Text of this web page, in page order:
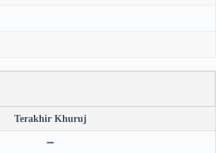
Terakhir Khuruj
➖